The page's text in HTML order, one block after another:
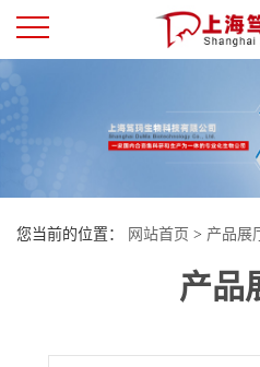
页
司
您当前的位置： 网站首页 > 产品展
小鼠（Mouse）活性氧
产品